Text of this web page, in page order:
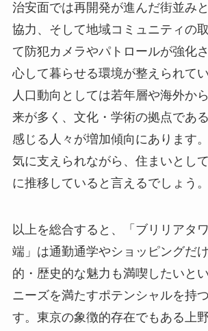
治安面では再開発が進んだ街並み
協力、そして地域コミュニティの
て防犯カメラやパトロールが強化
心して暮らせる環境が整えられて
人口動向としては若年層や海外か
来が多く、文化・学術の拠点であ
感じる人々が増加傾向にあります
気に支えられながら、住まいとし
に推移していると言えるでしょう。
以上を総合すると、「ブリリアタ
端」は通勤通学やショッピングだ
的・歴史的な魅力も満喫したいと
ニーズを満たすポテンシャルを持
す。東京の象徴的存在でもある上